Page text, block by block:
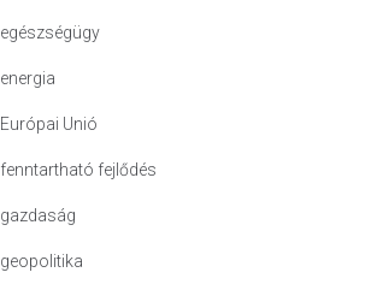
egészségügy
energia
Európai Unió
fenntartható fejlődés
gazdaság
geopolitika